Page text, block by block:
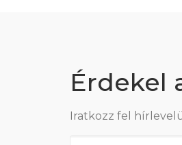
Érdekel
Iratkozz fel